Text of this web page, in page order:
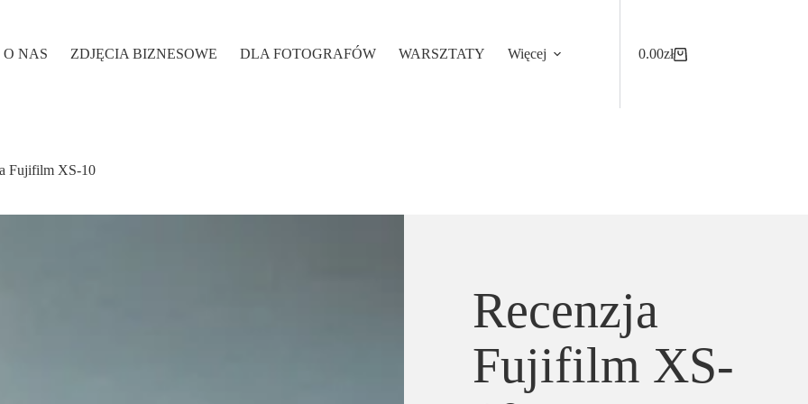
O NAS
ZDJĘCIA BIZNESOWE DLA FOTOGRAFÓW WARSZTATY Więcej Koszyk
0.00zł
Fujifilm XS-10
Recenzja
Fujifilm XS-